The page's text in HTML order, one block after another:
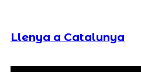
Llenya a Catalunya